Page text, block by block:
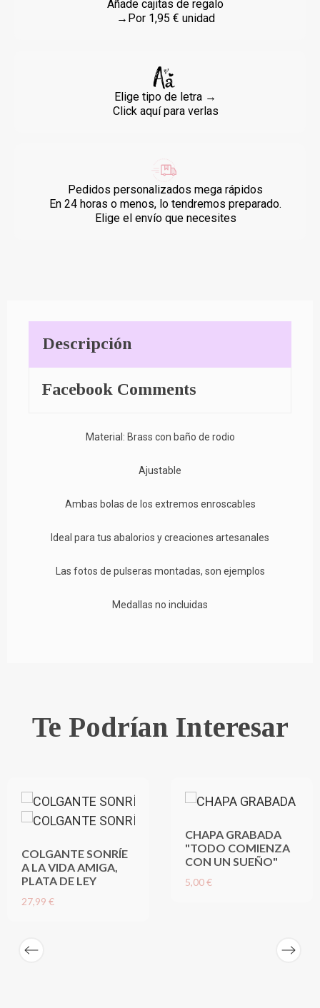
Añade cajitas de regalo
→Por 1,95 € unidad
Elige tipo de letra →
Click aquí para verlas
Pedidos personalizados mega rápidos
En 24 horas o menos, lo tendremos preparado.
Elige el envío que necesites
Descripción
Facebook Comments
Material: Brass con baño de rodio
Ajustable
Ambas bolas de los extremos enroscables
Ideal para tus abalorios y creaciones artesanales
Las fotos de pulseras montadas, son ejemplos
Medallas no incluidas
Te Podrían Interesar
COLGANTE SONRÍE
A LA VIDA AMIGA,
PLATA DE LEY
27,99 €
CHAPA GRABADA
"TODO COMIENZA
CON UN SUEÑO"
5,00 €